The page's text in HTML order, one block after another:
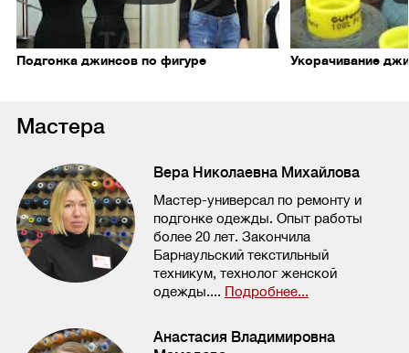
Подгонка джинсов по фигуре Укорачивание
Мастера
Вера Николаевна Михайлова
Мастер-универсал по ремонту и
подгонке одежды. Опыт работы
более 20 лет. Закончила
Барнаульский текстильный
техникум, технолог женской
одежды.... Подробнее...
Анастасия Владимировна